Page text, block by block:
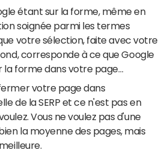
étant sur la forme, même en
soignée parmi les termes
votre sélection, faite avec votre
corresponde à ce que Google
forme dans votre page…
votre page dans
de la SERP et ce n'est pas en
Vous ne voulez pas d'une
la moyenne des pages, mais